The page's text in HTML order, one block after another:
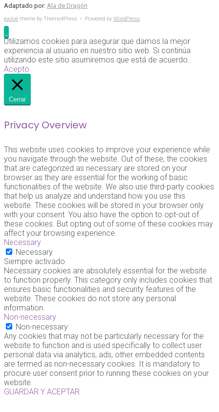
Adaptado por: Ala de Dragón
evolve theme by Theme4Press • Powered by WordPress
Utilizamos cookies para asegurar que damos la mejor
experiencia al usuario en nuestro sitio web. Si continúa
utilizando este sitio asumiremos que está de acuerdo..
Acepto
Cerrar
Privacy Overview
This website uses cookies to improve your experience while
you navigate through the website. Out of these, the cookies
that are categorized as necessary are stored on your
browser as they are essential for the working of basic
functionalities of the website. We also use third-party cookies
that help us analyze and understand how you use this
website. These cookies will be stored in your browser only
with your consent. You also have the option to opt-out of
these cookies. But opting out of some of these cookies may
affect your browsing experience.
Necessary
Necessary
Siempre activado
Necessary cookies are absolutely essential for the website
to function properly. This category only includes cookies that
ensures basic functionalities and security features of the
website. These cookies do not store any personal
information.
Non-necessary
Non-necessary
Any cookies that may not be particularly necessary for the
website to function and is used specifically to collect user
personal data via analytics, ads, other embedded contents
are termed as non-necessary cookies. It is mandatory to
procure user consent prior to running these cookies on your
website.
GUARDAR Y ACEPTAR